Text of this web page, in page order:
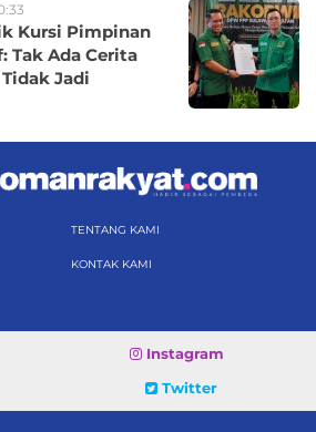
Kursi Pimpinan
Tak Ada Cerita
Jadi
TENTANG KAMI
KONTAK KAMI
Instagram
Twitter